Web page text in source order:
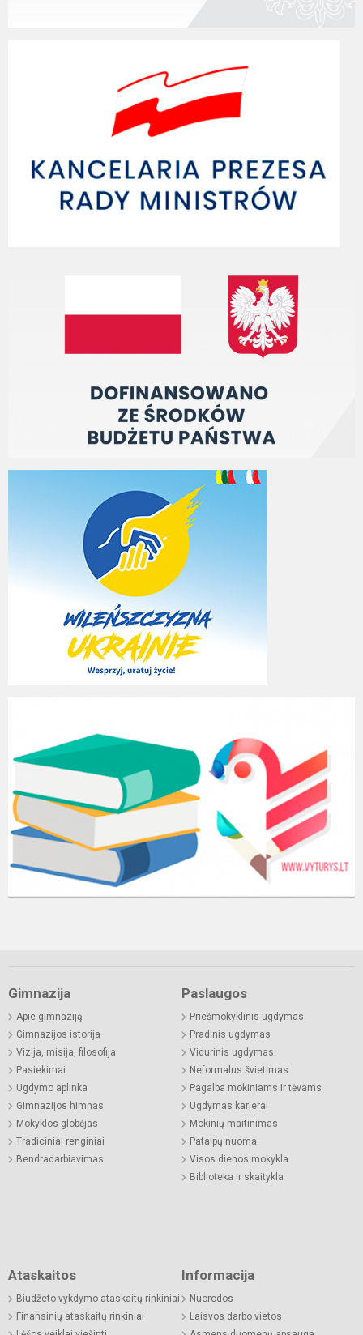
Gimnazija
Apie gimnaziją
Gimnazijos istorija
Vizija, misija, filosofija
Pasiekimai
Ugdymo aplinka
Gimnazijos himnas
Mokyklos globėjas
Tradiciniai renginiai
Bendradarbiavimas
Paslaugos
Priešmokyklinis ugdymas
Pradinis ugdymas
Vidurinis ugdymas
Neformalus švietimas
Pagalba mokiniams ir tėvams
Ugdymas karjerai
Mokinių maitinimas
Patalpų nuoma
Visos dienos mokykla
Biblioteka ir skaitykla
Ataskaitos
Biudžeto vykdymo ataskaitų rinkiniai
Finansinių ataskaitų rinkiniai
Informacija
Nuorodos
Laisvos darbo vietos